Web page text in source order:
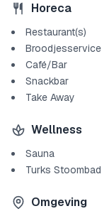
Horeca
Restaurant(s)
Broodjesservice
Café/Bar
Snackbar
Take Away
Wellness
Sauna
Turks Stoombad
Omgeving